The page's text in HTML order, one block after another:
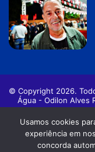
© Copyright 2026.
Água - Odilon Alves
Usamos cookies
experiência em
concorda